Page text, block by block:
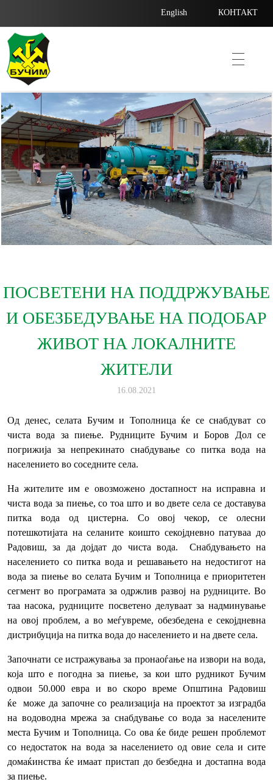
English КОНТАКТ
Bucim
ПОСВЕТЕНИ НА ПОДДРЖУВАЊЕ
И ОБЕЗБЕДУВАЊЕ НА ПОДОБАР
ЖИВОТ НА ЛОКАЛНИТЕ
ЖИТЕЛИ
16.08.2021
Од денес, селата Бучим и Тополница ќе се снабдуват со
чиста вода за пиење. Рудниците Бучим и Боров Дол се
погрижија за непрекинато снабдување со питка вода на
населението во соседните села.
На жителите им е овозможено достапност на исправна и
чиста вода за пиење, со тоа што и во двете села се доставува
питка вода од цистерна. Со овој чекор, се олесни
потешкотијата на селаните коишто секојдневно патуваа до
Радовиш, за да дојдат до чиста вода. Снабдувањето на
населението со питка вода и решавањето на недостигот на
вода за пиење во селата Бучим и Тополница e приоритетен
сегмент во програмата за одржлив развој на рудниците. Во
таа насока, рудниците посветено делуваат за надминување
на овој проблем, а во меѓувреме, обезбедена е секојдневна
дистрибуција на питка вода до населението и на двете села.
Започнати се истражувања за пронаоѓање на извори на вода,
која што е погодна за пиење, за кои што рудникот Бучим
одвои 50.000 евра и во скоро време Општина Радовиш
ќе може да започне со реализација на проектот за изградба
на водоводна мрежа за снабдување со вода за населените
места Бучим и Тополница. Со ова ќе биде решен проблемот
со недостаток на вода за населението од овие села и сите
домаќинства ќе имаат пристап до безбедна и достапна вода
за пиење.